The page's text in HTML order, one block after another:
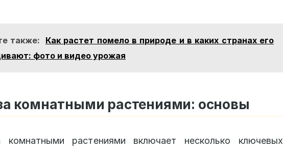
также:
Как растет помело в природе и в каких странах его
фото и видео урожая
комнатными растениями: основы
растениями включает несколько ключевых